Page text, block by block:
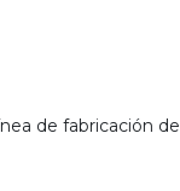
de fabricación de